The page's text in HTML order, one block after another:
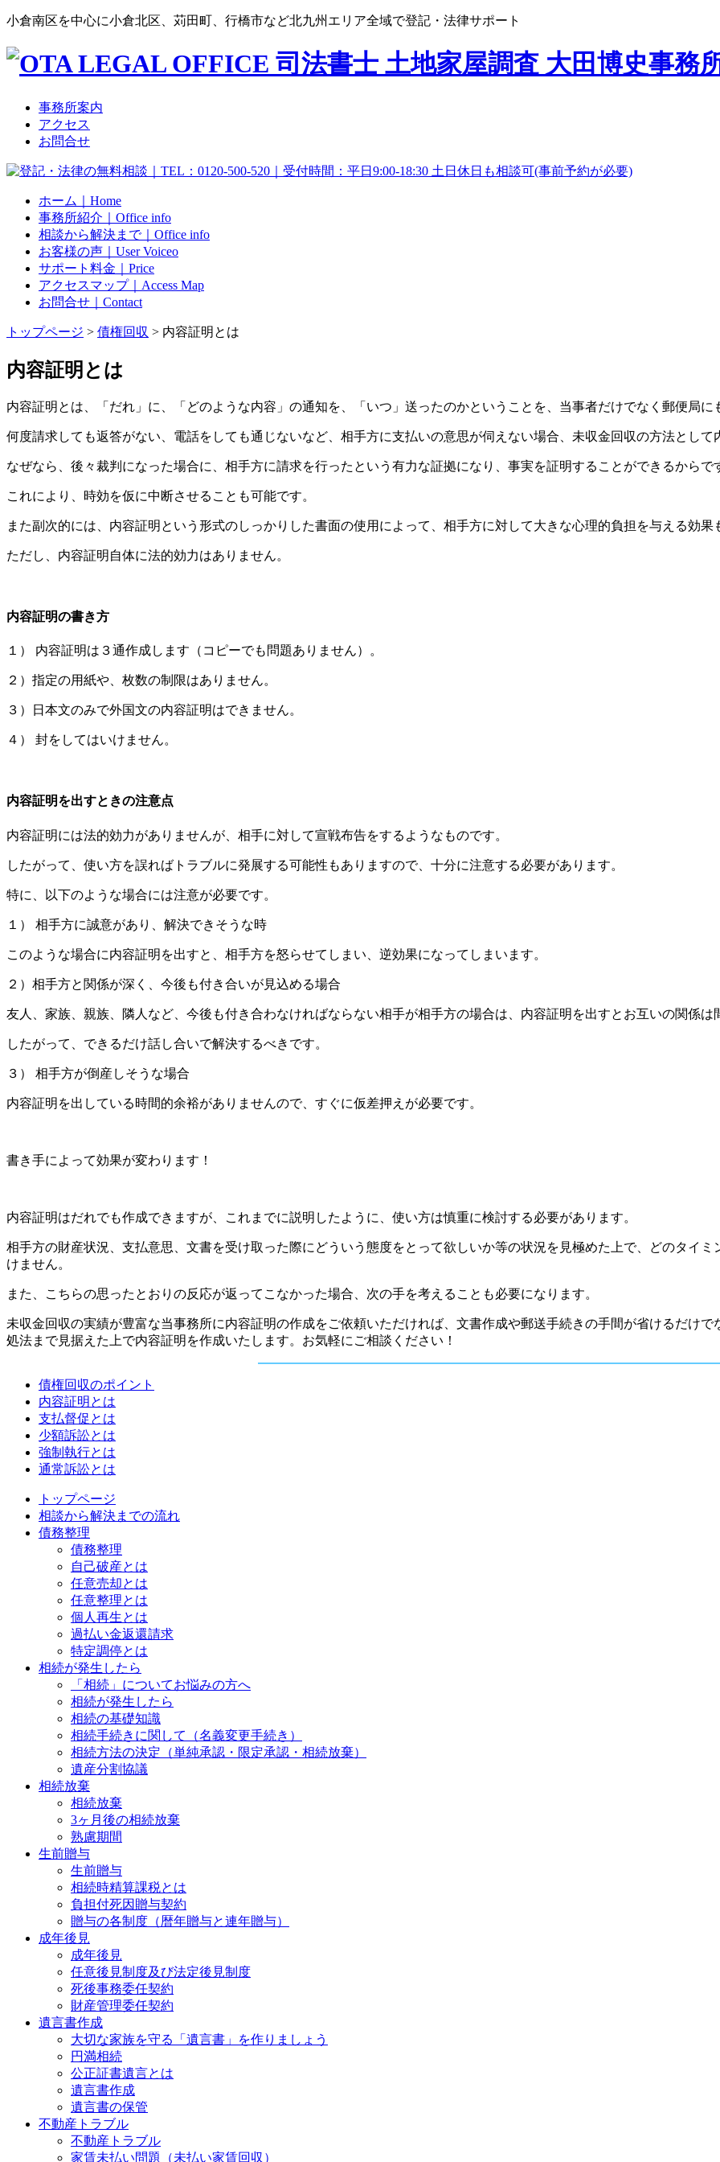
小倉南区を中心に小倉北区、苅田町、行橋市など北九州エリア全域で登記・法律サポート
事務所案内
アクセス
お問合せ
ホーム｜Home
事務所紹介｜Office info
相談から解決まで｜Office info
お客様の声｜User Voiceo
サポート料金｜Price
アクセスマップ｜Access Map
お問合せ｜Contact
トップページ > 債権回収 > 内容証明とは
内容証明とは
内容証明とは、「だれ」に、「どのような内容」の通知を、「いつ」送ったのかということを、当事者だけでなく郵便局に
何度請求しても返答がない、電話をしても通じないなど、相手方に支払いの意思が伺えない場合、未収金回収の方法とし
なぜなら、後々裁判になった場合に、相手方に請求を行ったという有力な証拠になり、事実を証明することができるからで
これにより、時効を仮に中断させることも可能です。
また副次的には、内容証明という形式のしっかりした書面の使用によって、相手方に対して大きな心理的負担を与える効果
ただし、内容証明自体に法的効力はありません。
内容証明の書き方
１） 内容証明は３通作成します（コピーでも問題ありません）。
２）指定の用紙や、枚数の制限はありません。
３）日本文のみで外国文の内容証明はできません。
４） 封をしてはいけません。
内容証明を出すときの注意点
内容証明には法的効力がありませんが、相手に対して宣戦布告をするようなものです。
したがって、使い方を誤ればトラブルに発展する可能性もありますので、十分に注意する必要があります。
特に、以下のような場合には注意が必要です。
１） 相手方に誠意があり、解決できそうな時
このような場合に内容証明を出すと、相手方を怒らせてしまい、逆効果になってしまいます。
２）相手方と関係が深く、今後も付き合いが見込める場合
友人、家族、親族、隣人など、今後も付き合わなければならない相手が相手方の場合は、内容証明を出すとお互いの関係は
したがって、できるだけ話し合いで解決するべきです。
３） 相手方が倒産しそうな場合
内容証明を出している時間的余裕がありませんので、すぐに仮差押えが必要です。
書き手によって効果が変わります！
内容証明はだれでも作成できますが、これまでに説明したように、使い方は慎重に検討する必要があります。
相手方の財産状況、支払意思、文書を受け取った際にどういう態度をとって欲しいか等の状況を見極めた上で、どのタイ
けません。
また、こちらの思ったとおりの反応が返ってこなかった場合、次の手を考えることも必要になります。
未収金回収の実績が豊富な当事務所に内容証明の作成をご依頼いただければ、文書作成や郵送手続きの手間が省けるだけ
処法まで見据えた上で内容証明を作成いたします。お気軽にご相談ください！
債権回収のポイント
内容証明とは
支払督促とは
少額訴訟とは
強制執行とは
通常訴訟とは
トップページ
相談から解決までの流れ
債務整理
債務整理
自己破産とは
任意売却とは
任意整理とは
個人再生とは
過払い金返還請求
特定調停とは
相続が発生したら
「相続」についてお悩みの方へ
相続が発生したら
相続の基礎知識
相続手続きに関して（名義変更手続き）
相続方法の決定（単純承認・限定承認・相続放棄）
遺産分割協議
相続放棄
相続放棄
3ヶ月後の相続放棄
熟慮期間
生前贈与
生前贈与
相続時精算課税とは
負担付死因贈与契約
贈与の各制度（暦年贈与と連年贈与）
成年後見
成年後見
任意後見制度及び法定後見制度
死後事務委任契約
財産管理委任契約
遺言書作成
大切な家族を守る「遺言書」を作りましょう
円満相続
公正証書遺言とは
遺言書作成
遺言書の保管
不動産トラブル
不動産トラブル
家賃未払い問題（未払い家賃回収）